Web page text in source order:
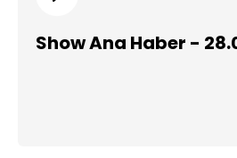
Show Ana Haber -